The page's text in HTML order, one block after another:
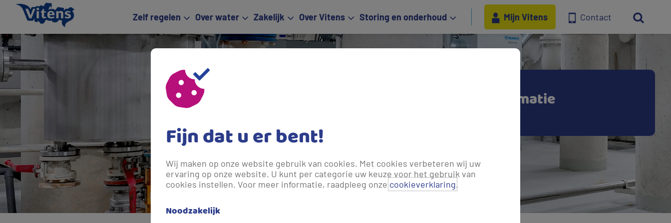
Zelf regelen Over water Zakelijk Over Vitens Storing en onderhoud Mijn Vitens Contact
Technische informatie
Fijn dat u er bent!
Wij maken op onze website gebruik van cookies. Met cookies verbeteren wij uw
ervaring op onze website. U kunt per categorie uw keuze voor het gebruik van
cookies instellen. Voor meer informatie, raadpleeg onzecookieverklaring.
Noodzakelijk